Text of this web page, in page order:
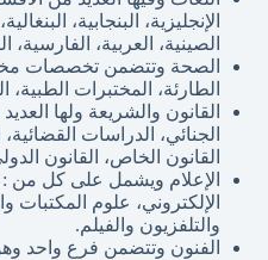
الإنجليزية، البنجابية،
الصينية، العربية، الفارسية،
الصحة وتتضمن تخصصات
الطارئة، المختبرات الطبية،
القانون والشريعة ولها
الجنائي، الدراسات القضائية،
القانون الخاص، القانون
الإعلام ويشمل على كل من :
الإلكتروني، علوم المكتبات
والتلفزيون والفيلم.
الفنون وتتضمن فرع واحد